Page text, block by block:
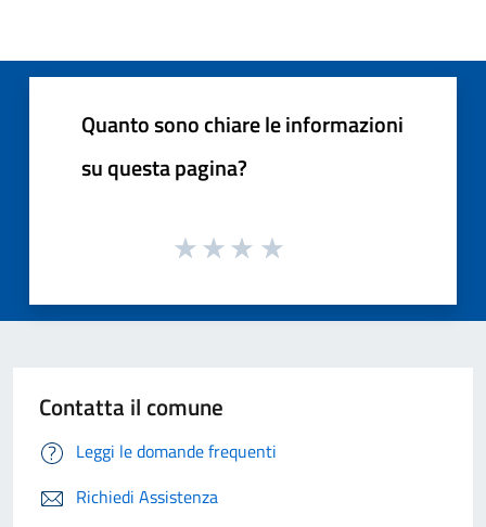
Quanto sono chiare le informazioni
su questa pagina?
Contatta il comune
Leggi le domande frequenti
Richiedi Assistenza